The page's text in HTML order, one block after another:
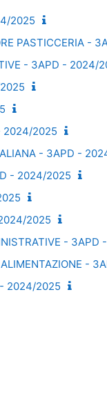
2025
PASTICCERIA -
- 3APD - 2024/
2024/2025
- 3APD -
- 2024/2025
2025
-
ALIMENTAZIONE -
- 2024/2025